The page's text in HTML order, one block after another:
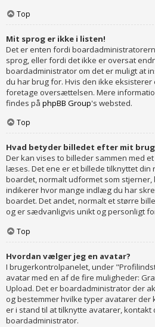
Top
Mit sprog er ikke i listen!
Det er enten fordi
sprog, eller fordi det ikke er oversat
boardadministrator om det er muligt at
du har brug for. Hvis den ikke
foretage oversættelsen. Mere
findes på phpBB Group's websted.
Top
Hvad betyder billedet efter mit
Der kan vises to billeder sammen med
læses. Det ene er et billede tilknyttet din
boardet, normalt udformet som stjerner,
indikerer hvor mange indlæg du har
boardet. Det andet, normalt et større
og er sædvanligvis unikt og personligt
Top
Hvordan vælger jeg en avatar?
I brugerkontrolpanelet, under
avatar med en af de fire muligheder:
Upload. Det er boardadministrator der
og bestemmer hvilke typer avatarer der
er i stand til at tilknytte avatarer, kontakt
boardadministrator.